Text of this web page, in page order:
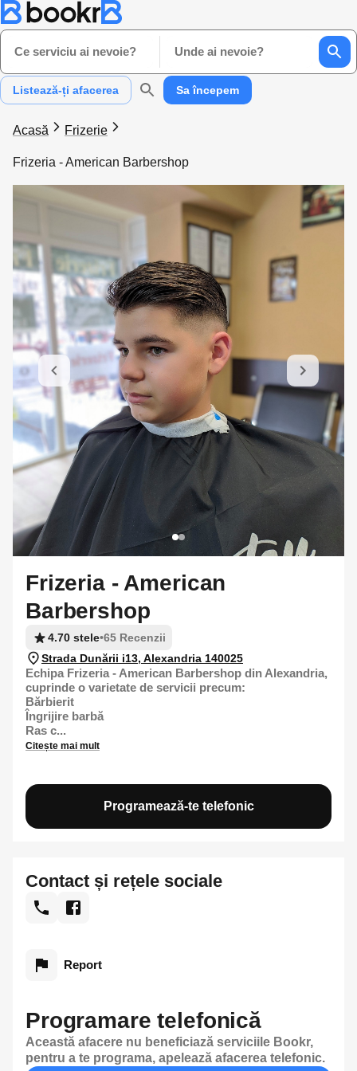
Ce serviciu ai nevoie? Unde ai nevoie?
Listează-ți afacerea Sa începem
Acasă Frizerie
Frizeria - American Barbershop
Frizeria - American
Barbershop
4.70 stele•65 Recenzii
Strada Dunării i13, Alexandria 140025
Echipa Frizeria - American Barbershop din Alexandria,
cuprinde o varietate de servicii precum:
Bărbierit
Îngrijire barbă
Ras c...
Citește mai mult
Programează-te telefonic
Programare telefonică
Această afacere nu beneficiază serviciile Bookr,
pentru a te programa, apelează afacerea telefonic.
Contact și rețele sociale
Report